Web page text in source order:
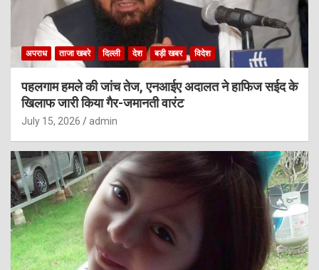
अपराध ताजा खबरे दिल्ली देश बड़ी खबर विदेश
पहलगाम हमले की जांच तेज, एनआईए अदालत ने हाफिज सईद के
खिलाफ जारी किया गैर-जमानती वारंट
July 15, 2026 admin